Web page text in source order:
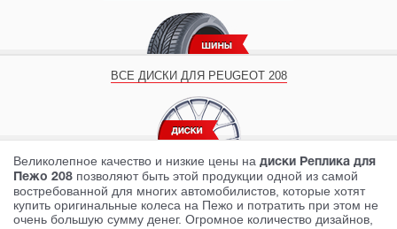
ВСЕ ДИСКИ ДЛЯ PEUGEOT 208
Великолепное качество и низкие цены на диски Реплика для
Пежо 208 позволяют быть этой продукции одной из самой
востребованной для многих автомобилистов, которые хотят
купить оригинальные колеса на Пежо и потратить при этом не
очень большую сумму денег. Огромное количество дизайнов,